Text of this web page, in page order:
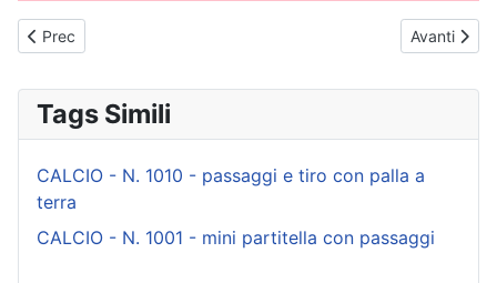
Articolo precedente: CALCIO - N. 1007 - attacco combinato
Prec Articolo
Avanti
Tags Simili
CALCIO - N. 1010 - passaggi e tiro con palla a
terra
CALCIO - N. 1001 - mini partitella con passaggi